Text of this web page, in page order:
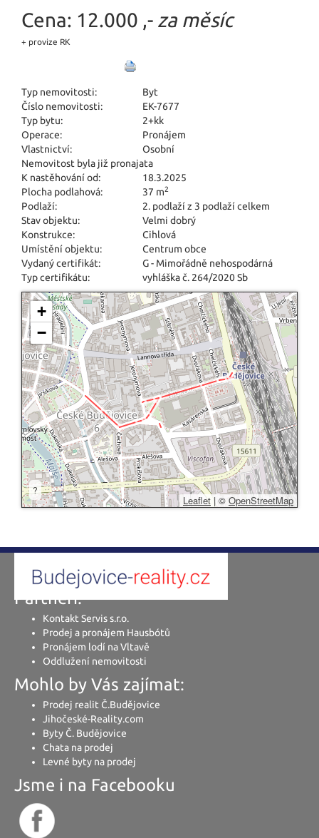
Cena: 12.000 ,- za měsíc
+ provize RK
Typ nemovitosti:
Byt
Číslo nemovitosti:
EK-7677
Typ bytu:
2+kk
Operace:
Pronájem
Vlastnictví:
Osobní
Nemovitost byla již pronajata
K nastěhování od:
18.3.2025
Plocha podlahová:
37 m2
Podlaží:
2. podlaží z 3 podlaží celkem
Stav objektu:
Velmi dobrý
Konstrukce:
Cihlová
Umístění objektu:
Centrum obce
Vydaný certifikát:
G - Mimořádně nehospodárná
Typ certifikátu:
vyhláška č. 264/2020 Sb
+
−
?
Leaflet | © OpenStreetMap
Partneři:
Kontakt Servis s.r.o.
Prodej a pronájem Hausbótů
Pronájem lodí na Vltavě
Oddlužení nemovitosti
Mohlo by Vás zajímat:
Prodej realit Č.Budějovice
Jihočeské-Reality.com
Byty Č. Budějovice
Chata na prodej
Levné byty na prodej
Jsme i na Facebooku